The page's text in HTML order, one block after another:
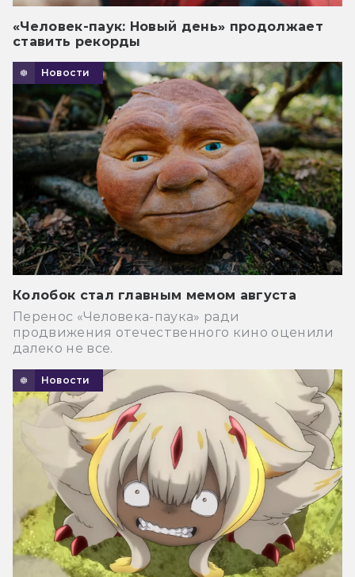
«Человек-паук: Новый день» продолжает
ставить рекорды
Новости
Колобок стал главным мемом августа
Перенос «Человека-паука» ради
продвижения отечественного кино оценили
далеко не все.
Новости